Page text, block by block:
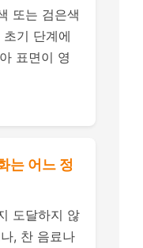
또는 검은색
기 단계에
표면이 영
는 어느 정
도달하지 않
, 찬 음료나